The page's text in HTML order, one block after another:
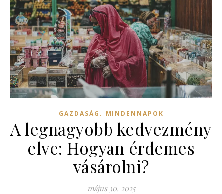
GAZDASÁG , MINDENNAPOK
A legnagyobb kedvezmény
elve: Hogyan érdemes
vásárolni?
május 30, 2025